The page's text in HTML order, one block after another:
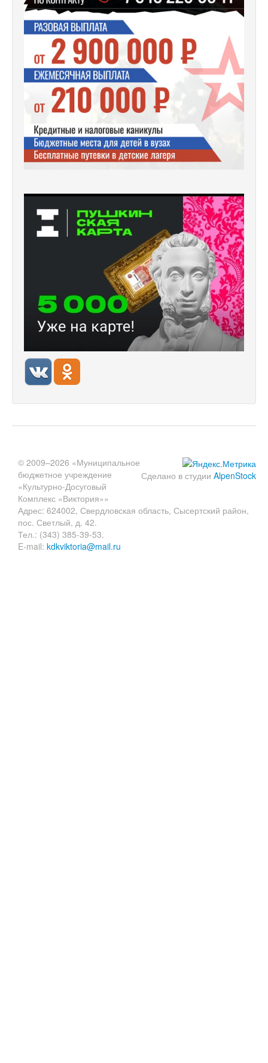
Сделано в студии AlpenStock
© 2009–2026 «Муниципальное
бюджетное учреждение
«Культурно-Досуговый
Комплекс «Виктория»»
Адрес: 624002, Свердловская область, Сысертский район,
пос. Светлый, д. 42.
Тел.: (343) 385-39-53.
E-mail: kdkviktoria@mail.ru